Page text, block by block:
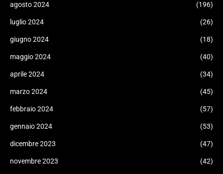
agosto 2024 (196)
luglio 2024 (26)
giugno 2024 (18)
maggio 2024 (40)
aprile 2024 (34)
marzo 2024 (45)
febbraio 2024 (57)
gennaio 2024 (53)
dicembre 2023 (47)
novembre 2023 (42)